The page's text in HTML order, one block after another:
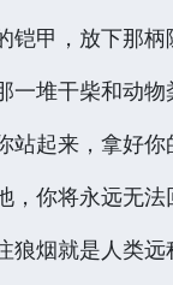
铠甲，放下那
一堆干柴和动
站起来，拿好
，你将永远无
狼烟就是人类